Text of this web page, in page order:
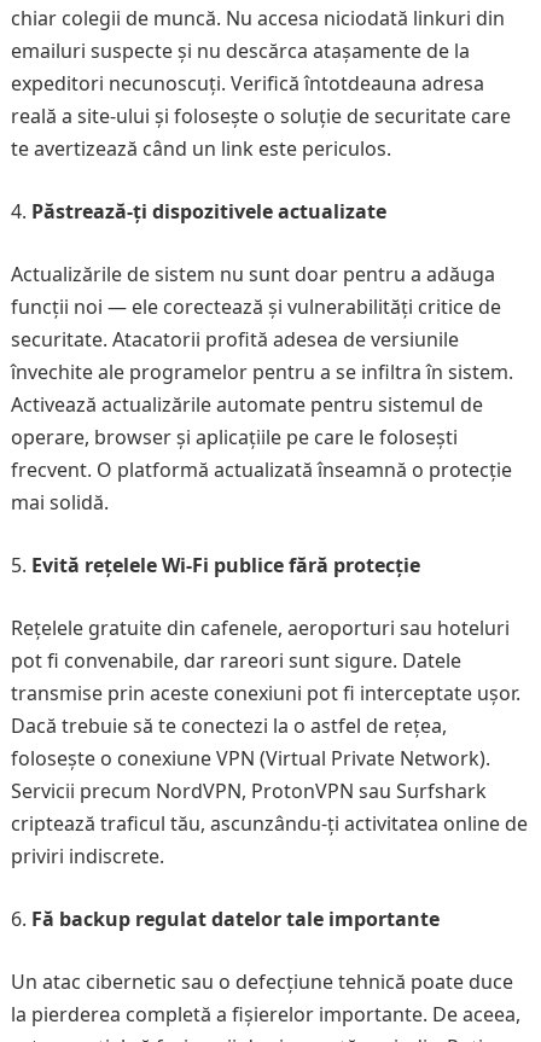
chiar colegii de muncă. Nu accesa niciodată linkuri din
emailuri suspecte și nu descărca atașamente de la
expeditori necunoscuți. Verifică întotdeauna adresa
reală a site-ului și folosește o soluție de securitate care
te avertizează când un link este periculos.
Păstrează-ți dispozitivele actualizate
Actualizările de sistem nu sunt doar pentru a adăuga
funcții noi — ele corectează și vulnerabilități critice de
securitate. Atacatorii profită adesea de versiunile
învechite ale programelor pentru a se infiltra în sistem.
Activează actualizările automate pentru sistemul de
operare, browser și aplicațiile pe care le folosești
frecvent. O platformă actualizată înseamnă o protecție
mai solidă.
Evită rețelele Wi-Fi publice fără protecție
Rețelele gratuite din cafenele, aeroporturi sau hoteluri
pot fi convenabile, dar rareori sunt sigure. Datele
transmise prin aceste conexiuni pot fi interceptate ușor.
Dacă trebuie să te conectezi la o astfel de rețea,
folosește o conexiune VPN (Virtual Private Network).
Servicii precum NordVPN, ProtonVPN sau Surfshark
criptează traficul tău, ascunzându-ți activitatea online de
priviri indiscrete.
Fă backup regulat datelor tale importante
Un atac cibernetic sau o defecțiune tehnică poate duce
la pierderea completă a fișierelor importante. De aceea,